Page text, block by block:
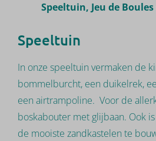
Speeltuin, Jeu de
Speeltuin
In onze speeltuin vermaken de
bommelburcht, een duikelrek,
een airtrampoline. Voor de
boskabouter met glijbaan. Ook
de mooiste zandkastelen te